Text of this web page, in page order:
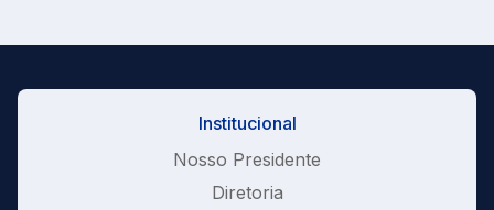
Institucional
Nosso Presidente
Diretoria